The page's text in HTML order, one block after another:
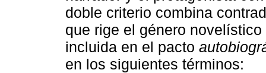
doble criterio combina
que rige el género
incluida en el pacto
en los siguientes términos: